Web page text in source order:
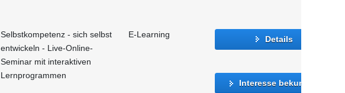
Selbstkompetenz - sich selbst
entwickeln - Live-Online-
Seminar mit interaktiven
Lernprogrammen
E-Learning Details
Interesse bekunden